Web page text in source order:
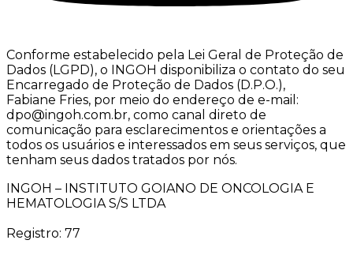
Conforme estabelecido pela Lei Geral de Proteção de
Dados (LGPD), o INGOH disponibiliza o contato do seu
Encarregado de Proteção de Dados (D.P.O.),
Fabiane Fries, por meio do endereço de e-mail:
dpo@ingoh.com.br, como canal direto de
comunicação para esclarecimentos e orientações a
todos os usuários e interessados em seus serviços, que
tenham seus dados tratados por nós.
INGOH – INSTITUTO GOIANO DE ONCOLOGIA E
HEMATOLOGIA S/S LTDA
Registro: 77